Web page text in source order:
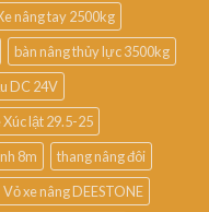
nâng tay 2500kg
bàn nâng thủy lực 3500kg
DC 24V
Xúc lật 29.5-25
8m
thang nâng đôi
Vỏ xe nâng DEESTONE